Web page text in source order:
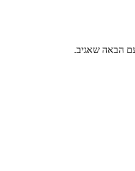
הבאה שאגיב.